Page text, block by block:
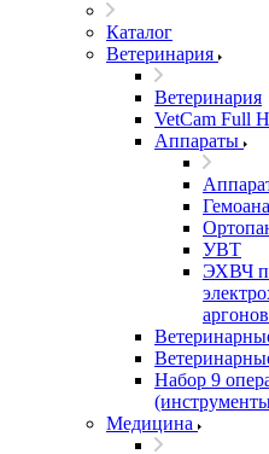
Каталог
Ветеринария
Ветеринария
VetCam Full
Аппараты
УВТ
ЭХВЧ
Набор 9
Медицина